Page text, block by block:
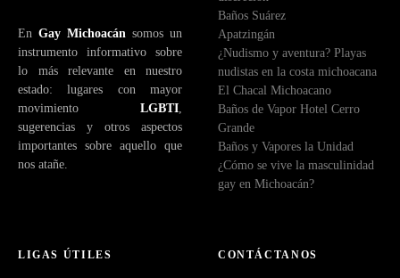
t
r
ó
n
i
c
o
En Gay Michoacán somos un
instrumento informativo sobre
lo más relevante en nuestro
estado: lugares con mayor
movimiento LGBTI
sugerencias y otros aspectos
importantes sobre aquello que
nos atañe.
Baños Suárez
Apatzingán
¿Nudismo y aventura? Playas
nudistas en la costa michoacana
El Chacal Michoacano
Baños de Vapor Hotel Cerro
Grande
Baños y Vapores la Unidad
¿Cómo se vive la masculinidad
gay en Michoacán?
LIGAS ÚTILES CONTÁCTANOS